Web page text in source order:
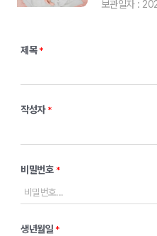
보관일자 :
제목 *
작성자 *
비밀번호 *
생년월일 *